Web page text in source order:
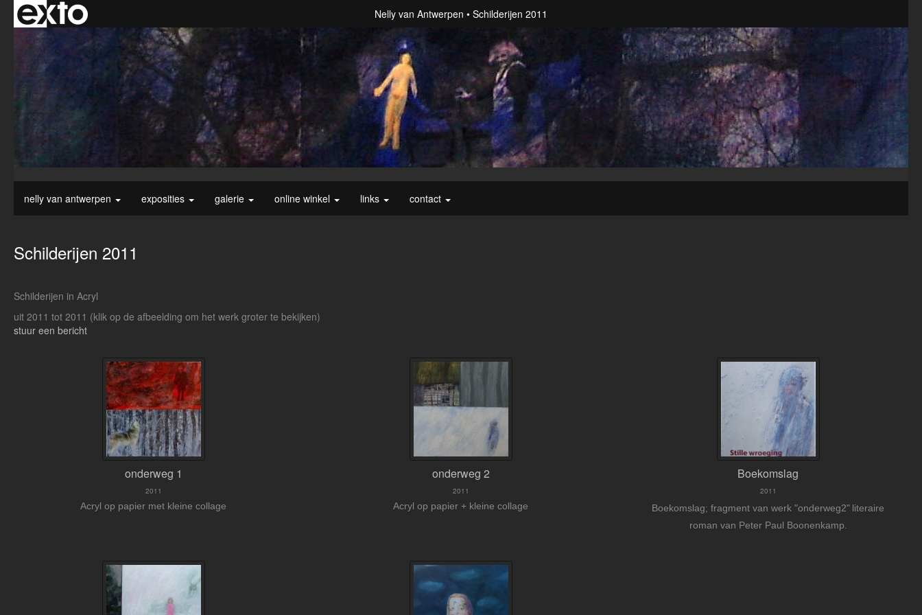
Nelly van Antwerpen Schilderijen 2011
nelly van antwerpen exposities galerie online winkel links contact
Schilderijen 2011
Schilderijen in Acryl
uit 2011 tot 2011 (klik op de afbeelding om het werk groter te bekijken)
stuur een bericht
onderweg 1
2011
Acryl op papier met kleine collage
onderweg 2
2011
Acryl op papier + kleine collage
Boekomslag
2011
Boekomslag; fragment van werk "onderweg2" literaire
roman van Peter Paul Boonenkamp.